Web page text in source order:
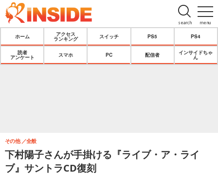
menu
search
ホーム
アクセス
ランキング
スイッチ PS5 PS4
読者
アンケート
スマホ PC 配信者
インサイドちゃ
ん
下村陽子さんが手掛ける『ライブ・ア・ライ
ブ』サントラCD復刻
その他 全般